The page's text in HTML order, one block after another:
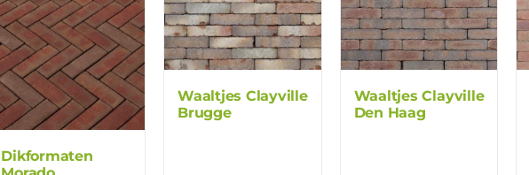
Dikformaten
Waaltjes Clayville
Brugge
Waaltjes Clayville
Den Haag